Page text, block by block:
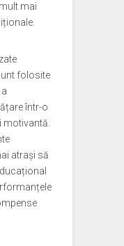
mai
folosite
într-o
motivantă.
atrași să